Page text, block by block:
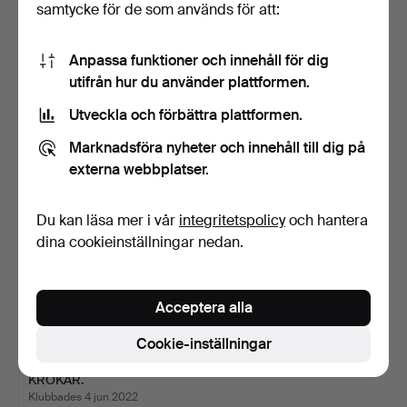
229.
TRE VINTAGE
FISKRULLAR.
Sålt
ÅTTA ANTIKA
FISKERULLAR.
Klubbades 24 nov 2022
3 bud
KROKAR.
Klubbades 4 jun 2022
samtycke för de som används för att:
Anpassa funktioner och innehåll för dig
utifrån hur du använder plattformen.
Utveckla och förbättra plattformen.
Marknadsföra nyheter och innehåll till dig på
externa webbplatser.
Du kan läsa mer i vår integritetspolicyoch hantera
dina cookieinställningar nedan.
Cookie-inställningar
Acceptera alla